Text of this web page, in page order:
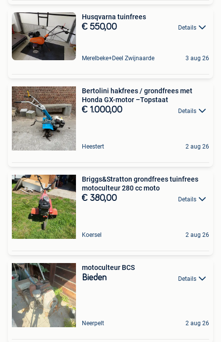
Husqvarna tuinfrees
€ 550,00 Details
Merelbeke+Deel Zwijnaarde 3 aug 26
Bertolini hakfrees / grondfrees met
Honda GX-motor –Topstaat
€ 1.000,00 Details
Heestert 2 aug 26
Briggs&Stratton grondfrees tuinfrees
motoculteur 280 cc moto
€ 380,00 Details
Koersel 2 aug 26
motoculteur BCS
Bieden Details
Neerpelt 2 aug 26